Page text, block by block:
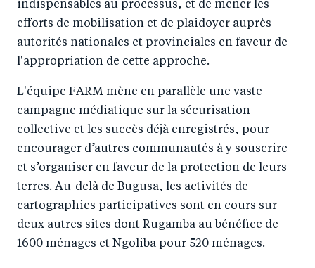
indispensables au processus, et de mener les
efforts de mobilisation et de plaidoyer auprès
autorités nationales et provinciales en faveur de
l'appropriation de cette approche.
L'équipe FARM mène en parallèle une vaste
campagne médiatique sur la sécurisation
collective et les succès déjà enregistrés, pour
encourager d’autres communautés à y souscrire
et s’organiser en faveur de la protection de leurs
terres. Au-delà de Bugusa, les activités de
cartographies participatives sont en cours sur
deux autres sites dont Rugamba au bénéfice de
1600 ménages et Ngoliba pour 520 ménages.